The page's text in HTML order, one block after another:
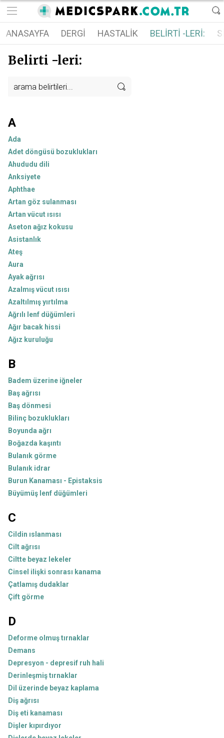
ANASAYFA DERGI HASTALIK BELIRTI -LERI:
Belirti -leri:
A
Ada
Adet döngüsü bozuklukları
Ahududu dili
Anksiyete
Aphthae
Artan göz sulanması
Artan vücut ısısı
Aseton ağız kokusu
Asistanlık
Ateş
Aura
Ayak ağrısı
Azalmış vücut ısısı
Azaltılmış yırtılma
Ağrılı lenf düğümleri
Ağır bacak hissi
Ağız kuruluğu
B
Badem üzerine iğneler
Baş ağrısı
Baş dönmesi
Bilinç bozuklukları
Boyunda ağrı
Boğazda kaşıntı
Bulanık görme
Bulanık idrar
Burun Kanaması - Epistaksis
Büyümüş lenf düğümleri
C
Cildin ıslanması
Cilt ağrısı
Ciltte beyaz lekeler
Cinsel ilişki sonrası kanama
Çatlamış dudaklar
Çift görme
D
Deforme olmuş tırnaklar
Demans
Depresyon - depresif ruh hali
Derinleşmiş tırnaklar
Dil üzerinde beyaz kaplama
Diş ağrısı
Diş eti kanaması
Dişler kıpırdıyor